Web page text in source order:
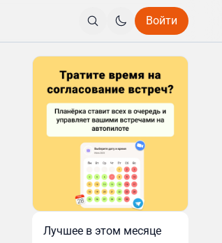
Войти
Лучшее в этом месяце